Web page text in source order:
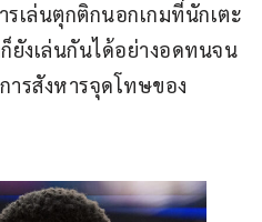
เล่นตุกติกนอกเกมที่นักเตะ
ยังเล่นกันได้อย่างอดทนจน
ารสังหารจุดโทษของ